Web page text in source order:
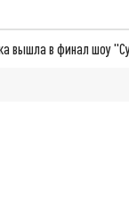
вышла в финал шоу